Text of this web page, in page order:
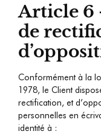
Article 6
de
Conformément à la
1978, le Client
rectification, et
personnelles en
identité à :